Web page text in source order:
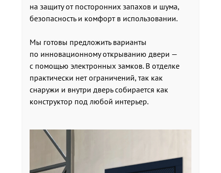
на защиту от посторонних запахов и шума,
безопасность и комфорт в использовании.
Мы готовы предложить варианты
по инновационному открыванию двери —
с помощью электронных замков. В отделке
практически нет ограничений, так как
снаружи и внутри дверь собирается как
конструктор под любой интерьер.